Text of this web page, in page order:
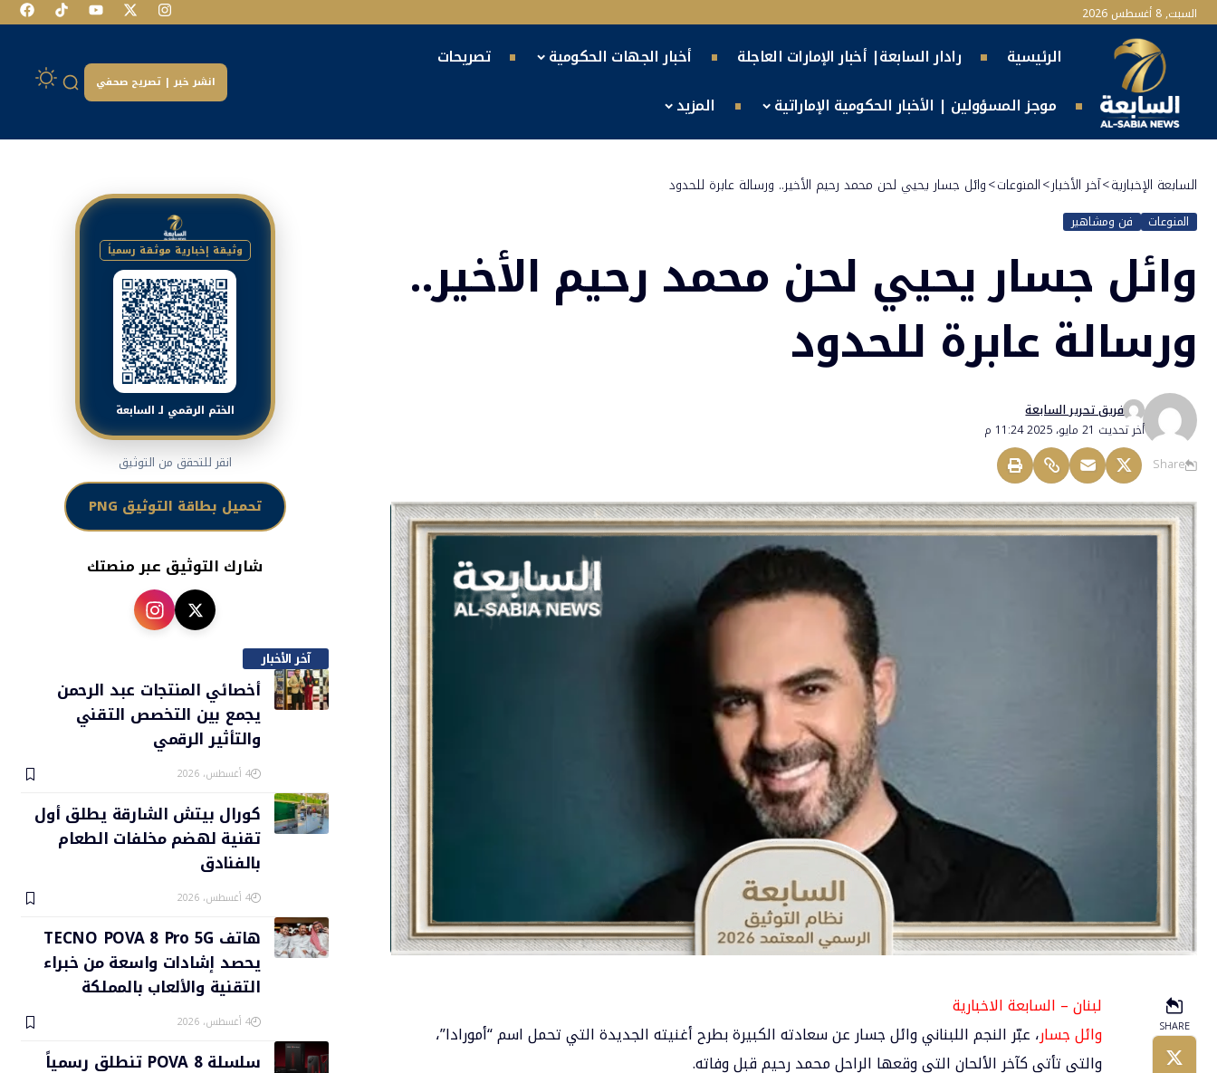
السبت, 8 أغسطس 2026
الرئيسية رادار السابعة| أخبار الإمارات العاجلة أخبار الجهات الحكومية
تصريحات
موجز المسؤولين | الأخبار الحكومية الإماراتية
المزيد
انشر خبر | تصريح صحفي
السابعة الإخبارية>آخر الأخبار>المنوعات>وائل جسار يحيي لحن محمد رحيم الأخير.. ورسالة عابرة للحدود
المنوعات فن ومشاهير
وائل جسار يحيي لحن محمد رحيم الأخير..
ورسالة عابرة للحدود
أخر تحديث 21 مايو، 2025 11:24 م
فريق تحرير السابعة
Share
SHARE
لبنان – السابعة الاخبارية
وائل جسار، عبّر النجم اللبناني وائل جسار عن سعادته الكبيرة بطرح أغنيته الجديدة التي تحمل اسم “أمورادا”،
والتي تأتي كآخر الألحان التي وقعها الراحل محمد رحيم قبل وفاته.
وثيقة إخبارية موثقة رسمياً
الختم الرقمي لـ السابعة
انقر للتحقق من التوثيق
تحميل بطاقة التوثيق PNG
شارك التوثيق عبر منصتك
آخر الأخبار
أخصائي المنتجات عبد الرحمن
يجمع بين التخصص التقني
والتأثير الرقمي
4 أغسطس، 2026
كورال بيتش الشارقة يطلق أول
تقنية لهضم مخلفات الطعام
بالفنادق
4 أغسطس، 2026
هاتف TECNO POVA 8 Pro 5G
يحصد إشادات واسعة من خبراء
التقنية والألعاب بالمملكة
4 أغسطس، 2026
سلسلة POVA 8 تنطلق رسمياً